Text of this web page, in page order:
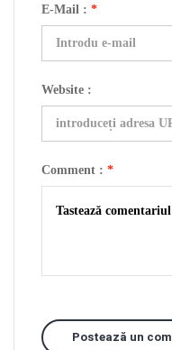
E-Mail : *
Website :
Comment : *
Postează un